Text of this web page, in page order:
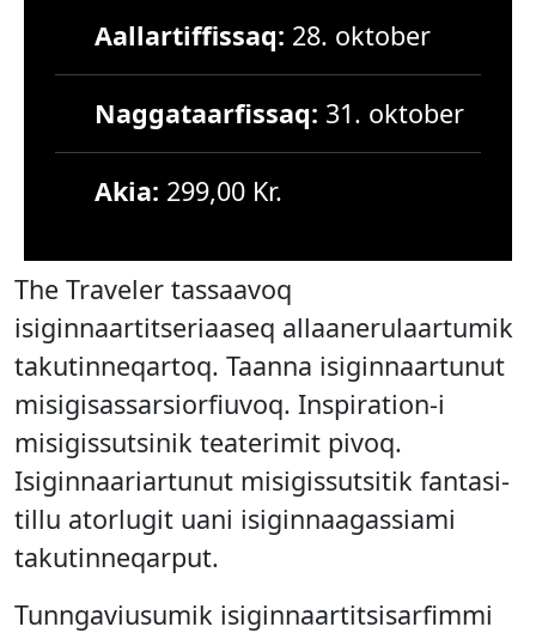
Aallartiffissaq: 28. oktober
Naggataarfissaq: 31. oktober
Akia: 299,00 Kr.
The Traveler tassaavoq
isiginnaartitseriaaseq allaanerulaartumik
takutinneqartoq. Taanna isiginnaartunut
misigisassarsiorfiuvoq. Inspiration-i
misigissutsinik teaterimit pivoq.
Isiginnaariartunut misigissutsitik fantasi-
tillu atorlugit uani isiginnaagassiami
takutinneqarput.
Tunngaviusumik isiginnaartitsisarfimmi